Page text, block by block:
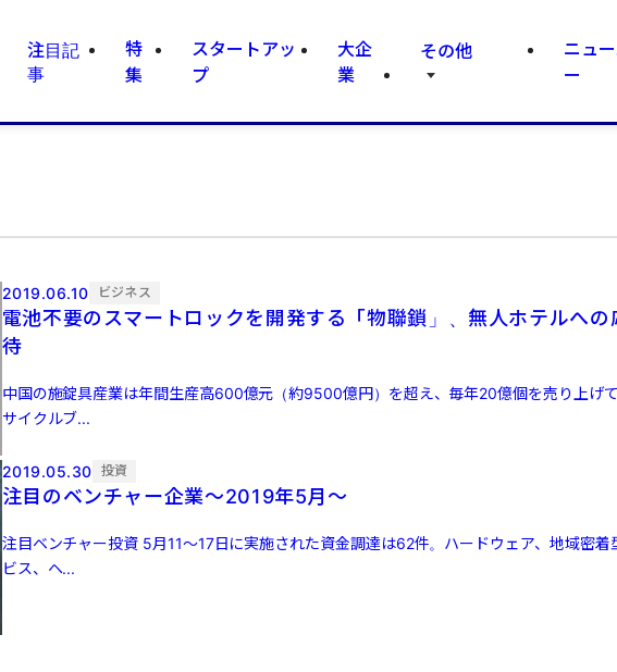
注目記
事
特
集
スタートアッ
プ
大企
業
その他
ニュ
ー
2019.06.10 ビジネス
電池不要のスマートロックを開発する「物聯鎖」、無人ホテルへの
待
中国の施錠具産業は年間生産高600億元（約9500億円）を超え、毎年20億個を売り上げ
サイクルブ...
2019.05.30 投資
注目のベンチャー企業〜2019年5月〜
注目ベンチャー投資 5月11～17日に実施された資金調達は62件。ハードウェア、地域密着
ビス、ヘ...